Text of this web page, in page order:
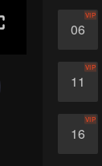
06
VIP
11
VIP
16
VIP